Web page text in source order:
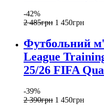
-42%
2 485грн 1 450грн
Футбольний
League
25/26 FIFA
-39%
2 390грн 1 450грн